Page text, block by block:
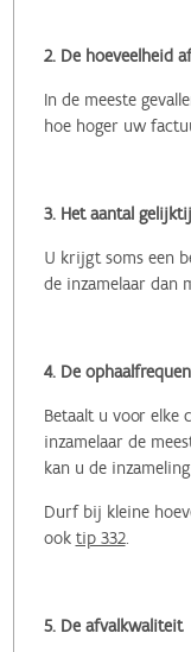
2. De hoeveelheid
In de meeste
hoe hoger uw
3. Het aantal
U krijgt soms een
de inzamelaar dan
4. De
Betaalt u voor elke
inzamelaar de
kan u de
Durf bij kleine
ook tip 332.
5. De afvalkwaliteit